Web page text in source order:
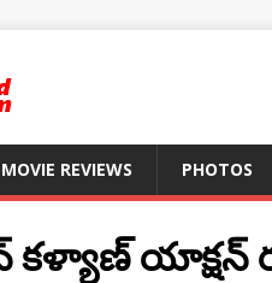
MOVIE REVIEWS PHOTOS
కళ్యాణ్